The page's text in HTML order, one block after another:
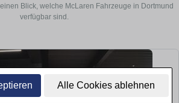
Alle Cookies ablehnen
Blick, welche McLaren Fahrzeuge in Dortmund
verfügbar sind.